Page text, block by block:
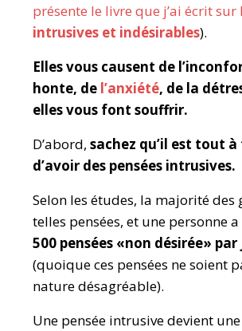
présente le livre que j’ai écrit sur
intrusives et indésirables).
Elles vous causent de
honte, de l’anxiété, de la
elles vous font souffrir.
D’abord, sachez qu’il est tout
d’avoir des pensées intrusives.
Selon les études, la majorité des
telles pensées, et une personne
500 pensées «non désirée»
(quoique ces pensées ne soient
nature désagréable).
Une pensée intrusive devient une